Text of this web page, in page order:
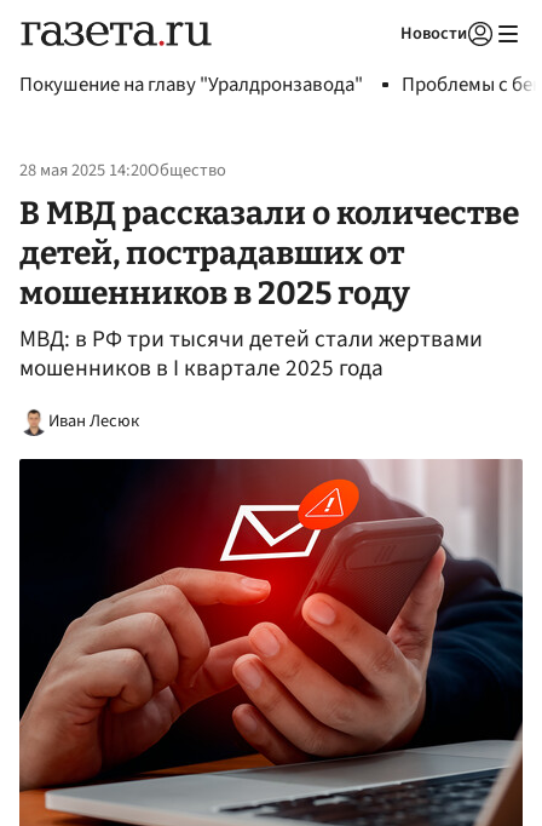
Новости
Покушение на главу "Уралдронзавода" Проблемы с
28 мая 2025 14:20Общество
В МВД рассказали о количестве
детей, пострадавших от
мошенников в 2025 году
МВД: в РФ три тысячи детей стали жертвами
мошенников в I квартале 2025 года
Иван Лесюк